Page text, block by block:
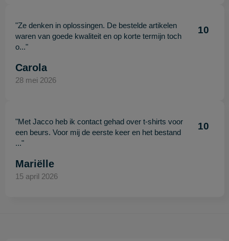
"Ze denken in oplossingen. De bestelde artikelen
waren van goede kwaliteit en op korte termijn toch
o..."
10
Carola
28 mei 2026
"Met Jacco heb ik contact gehad over t-shirts voor
een beurs. Voor mij de eerste keer en het bestand
..."
10
Mariëlle
15 april 2026